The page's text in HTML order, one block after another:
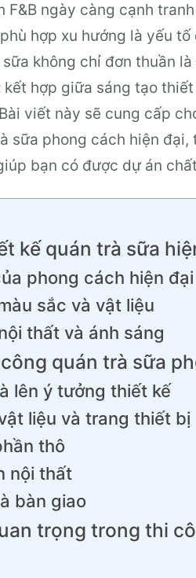
F&B ngày càng cạnh
hợp xu hướng là yếu
không chỉ đơn thuần
hợp giữa sáng tạo
viết này sẽ cung cấp
sữa phong cách hiện
bạn có được dự án
kế quán trà sữa
phong cách hiện đại
sắc và vật liệu
thất và ánh sáng
quán trà sữa
lên ý tưởng thiết kế
liệu và trang thiết bị
thô
nội thất
bàn giao
trọng trong thi